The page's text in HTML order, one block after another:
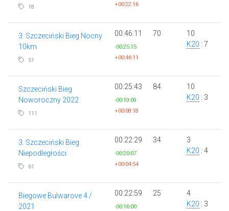
18
+00:22:16
3. Szczeciński Bieg Nocny
10km
51
00:46:11
-00:25:15
+00:46:11
70
10
K20 : 7
Szczeciński Bieg
Noworoczny 2022
111
00:25:43
-00:19:09
+00:08:18
84
10
K20 : 3
3. Szczeciński Bieg
Niepodległości
61
00:22:29
-00:20:07
+00:04:54
34
3
K20 : 4
Biegowe Bulwarove 4 /
2021
00:22:59
-00:16:00
25
4
K20 : 3